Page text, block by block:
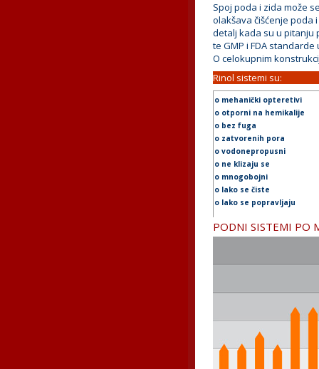
Spoj poda i zida može
olakšava čišćenje poda
detalj kada su u pitanju
te GMP i FDA
O celokupnim
Rinol sistemi su:
o mehanički opteretivi
o otporni na hemikalije
o bez fuga
o zatvorenih pora
o vodonepropusni
o ne klizaju se
o mnogobojni
o lako se čiste
o lako se popravljaju
PODNI SISTEMI PO